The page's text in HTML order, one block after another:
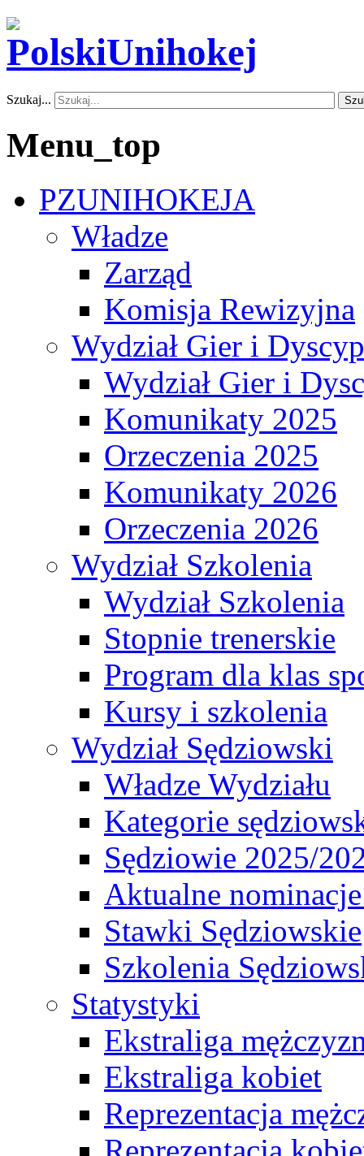
Szukaj...
Menu_top
PZUNIHOKEJA
Władze
Zarząd
Komisja Rewizyjna
Wydział Gier i
Wydział Gier i
Komunikaty 2025
Orzeczenia 2025
Komunikaty 2026
Orzeczenia 2026
Wydział Szkolenia
Wydział Szkolenia
Stopnie trenerskie
Program dla klas
Kursy i szkolenia
Wydział Sędziowski
Władze Wydziału
Kategorie
Sędziowie 2025/
Aktualne
Stawki Sędziowskie
Szkolenia
Statystyki
Ekstraliga
Ekstraliga kobiet
Reprezentacja